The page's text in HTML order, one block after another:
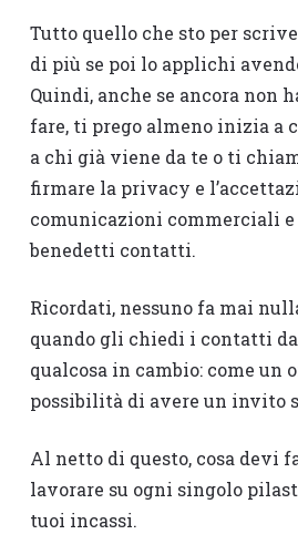
Tutto quello che sto per
di più se poi lo applichi
Quindi, anche se ancora non
fare, ti prego almeno inizia a
a chi già viene da te o ti
firmare la privacy e
comunicazioni commerciali
benedetti contatti.
Ricordati, nessuno fa mai
quando gli chiedi i contatti
qualcosa in cambio: come un
possibilità di avere un invito
Al netto di questo, cosa devi
lavorare su ogni singolo
tuoi incassi.